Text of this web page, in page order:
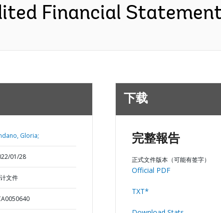
Financial
Gloria;
01/28
文件
下载
完整報告
正式文件版本（可能有签字）
Official PDF
TXT*